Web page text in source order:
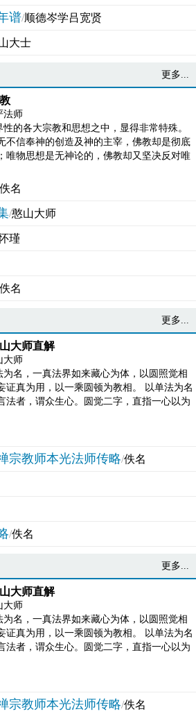
谱/顺德岑学吕宽贤
大士
更多...
法师
的各大宗教和思想之中，显得非常特殊。
不信奉神的创造及神的主宰，佛教却是彻底
唯物思想是无神论的，佛教却又坚决反对唯
佚名
/憨山大师
瑾
佚名
更多...
大师直解
大师
为名，一真法界如来藏心为体，以圆照觉相
证真为用，以一乘圆顿为教相。 以单法为名
法者，谓众生心。圆觉二字，直指一心以为
宗教师本光法师传略/佚名
/佚名
更多...
大师直解
大师
为名，一真法界如来藏心为体，以圆照觉相
证真为用，以一乘圆顿为教相。 以单法为名
法者，谓众生心。圆觉二字，直指一心以为
宗教师本光法师传略/佚名